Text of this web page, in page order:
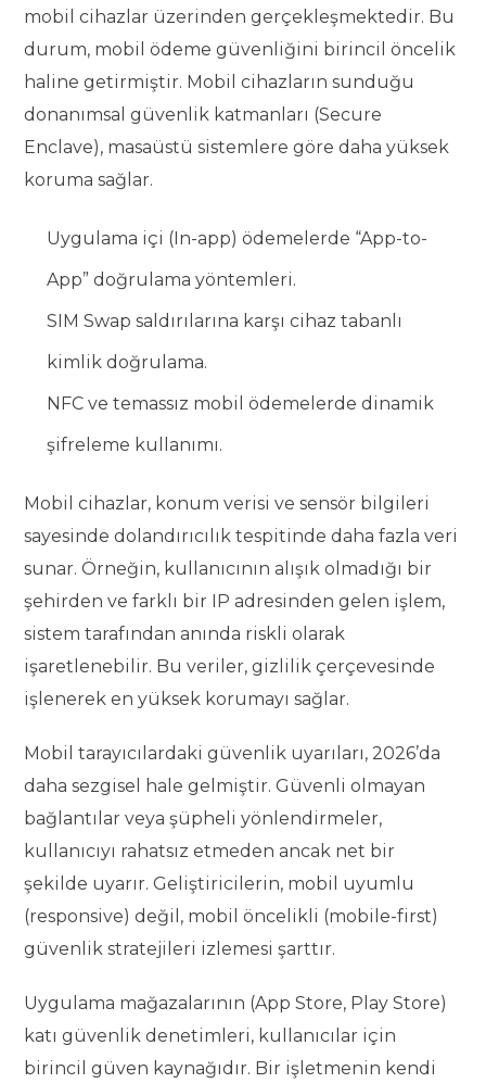
mobil cihazlar üzerinden gerçekleşmektedir. Bu
durum, mobil ödeme güvenliğini birincil öncelik
haline getirmiştir. Mobil cihazların sunduğu
donanımsal güvenlik katmanları (Secure
Enclave), masaüstü sistemlere göre daha yüksek
koruma sağlar.
Uygulama içi (In-app) ödemelerde “App-to-
App” doğrulama yöntemleri.
SIM Swap saldırılarına karşı cihaz tabanlı
kimlik doğrulama.
NFC ve temassız mobil ödemelerde dinamik
şifreleme kullanımı.
Mobil cihazlar, konum verisi ve sensör bilgileri
sayesinde dolandırıcılık tespitinde daha fazla veri
sunar. Örneğin, kullanıcının alışık olmadığı bir
şehirden ve farklı bir IP adresinden gelen işlem,
sistem tarafından anında riskli olarak
işaretlenebilir. Bu veriler, gizlilik çerçevesinde
işlenerek en yüksek korumayı sağlar.
Mobil tarayıcılardaki güvenlik uyarıları, 2026’da
daha sezgisel hale gelmiştir. Güvenli olmayan
bağlantılar veya şüpheli yönlendirmeler,
kullanıcıyı rahatsız etmeden ancak net bir
şekilde uyarır. Geliştiricilerin, mobil uyumlu
(responsive) değil, mobil öncelikli (mobile-first)
güvenlik stratejileri izlemesi şarttır.
Uygulama mağazalarının (App Store, Play Store)
katı güvenlik denetimleri, kullanıcılar için
birincil güven kaynağıdır. Bir işletmenin kendi